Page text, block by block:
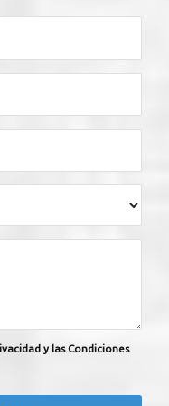
y las Condiciones